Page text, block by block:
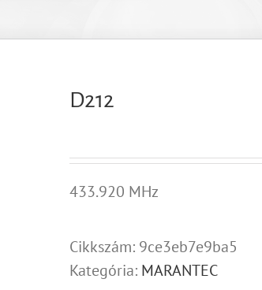
D212
433.920 MHz
Cikkszám: 9ce3eb7e9ba5
Kategória: MARANTEC